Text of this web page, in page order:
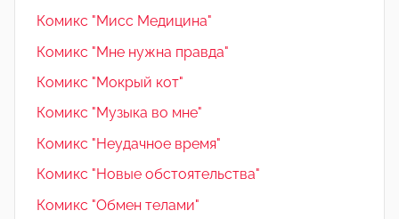
Комикс "Мисс Медицина"
Комикс "Мне нужна правда"
Комикс "Мокрый кот"
Комикс "Музыка во мне"
Комикс "Неудачное время"
Комикс "Новые обстоятельства"
Комикс "Обмен телами"